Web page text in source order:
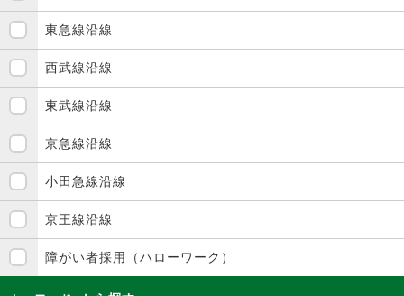
東急線沿線
西武線沿線
東武線沿線
京急線沿線
小田急線沿線
京王線沿線
障がい者採用（ハローワーク）